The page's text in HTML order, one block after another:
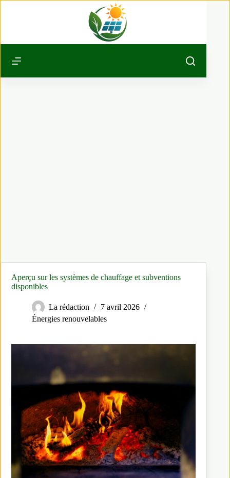
Aperçu sur les systèmes de chauffage et subventions
disponibles
La rédaction
7 avril 2026
Énergies renouvelables